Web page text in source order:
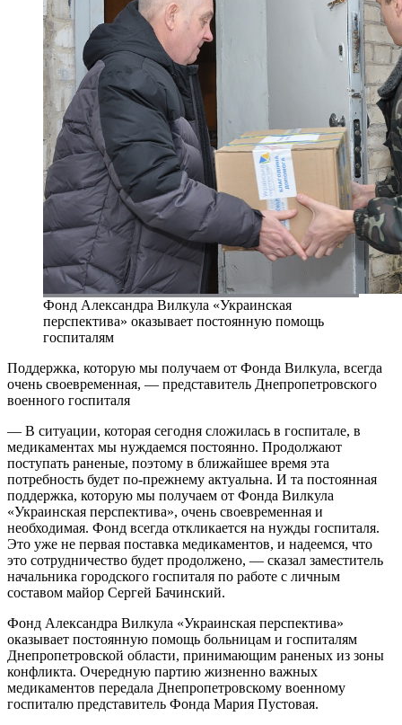
Фонд Александра Вилкула «Украинская
перспектива» оказывает постоянную помощь
госпиталям
Поддержка, которую мы получаем от Фонда Вилкула, всегда
очень своевременная, — представитель Днепропетровского
военного госпиталя
— В ситуации, которая сегодня сложилась в госпитале, в
медикаментах мы нуждаемся постоянно. Продолжают
поступать раненые, поэтому в ближайшее время эта
потребность будет по-прежнему актуальна. И та постоянная
поддержка, которую мы получаем от Фонда Вилкула
«Украинская перспектива», очень своевременная и
необходимая. Фонд всегда откликается на нужды госпиталя.
Это уже не первая поставка медикаментов, и надеемся, что
это сотрудничество будет продолжено, — сказал заместитель
начальника городского госпиталя по работе с личным
составом майор Сергей Бачинский.
Фонд Александра Вилкула «Украинская перспектива»
оказывает постоянную помощь больницам и госпиталям
Днепропетровской области, принимающим раненых из зоны
конфликта. Очередную партию жизненно важных
медикаментов передала Днепропетровскому военному
госпиталю представитель Фонда Мария Пустовая.